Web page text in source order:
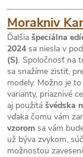
Morakniv
Ďalšia špeciálna
2024 sa niesla v
(S). Spoločnosť na
sa snažíme zistiť,
modely. Možno je
varianty, priaznivé
aj použitá švédska
vďaka čomu vám
vzorom sa vám
už býva zvykom,
možnosťou